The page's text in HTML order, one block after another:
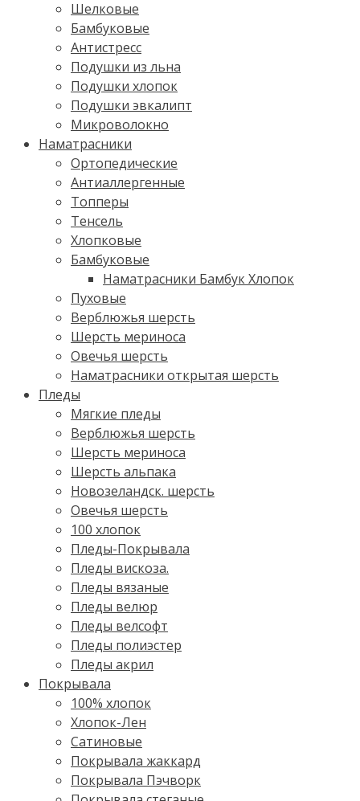
Шелковые
Бамбуковые
Антистресс
Подушки из льна
Подушки хлопок
Подушки эвкалипт
Микроволокно
Наматрасники
Ортопедические
Антиаллергенные
Топперы
Тенсель
Хлопковые
Бамбуковые
Наматрасники Бамбук Хлопок
Пуховые
Верблюжья шерсть
Шерсть мериноса
Овечья шерсть
Наматрасники открытая шерсть
Пледы
Мягкие пледы
Верблюжья шерсть
Шерсть мериноса
Шерсть альпака
Новозеландск. шерсть
Овечья шерсть
100 хлопок
Пледы-Покрывала
Пледы вискоза.
Пледы вязаные
Пледы велюр
Пледы велсофт
Пледы полиэстер
Пледы акрил
Покрывала
100% хлопок
Хлопок-Лен
Сатиновые
Покрывала жаккард
Покрывала Пэчворк